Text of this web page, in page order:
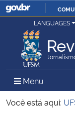
Ministério da Justiça e
Ministério da Defesa
Ministério das Relações
LANGUAGES
Menu Menu
Você está aqui: